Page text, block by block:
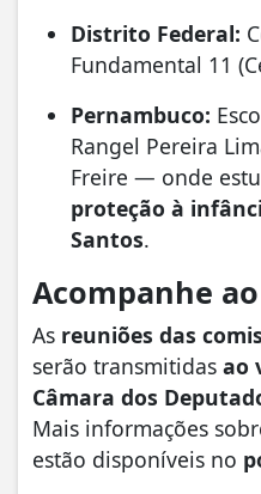
Distrito Federal:
Fundamental 11
Pernambuco:
Rangel Pereira
Freire — onde
proteção à
Santos.
Acompanhe
As reuniões das
serão transmitidas ao
Câmara dos
Mais informações
estão disponíveis no